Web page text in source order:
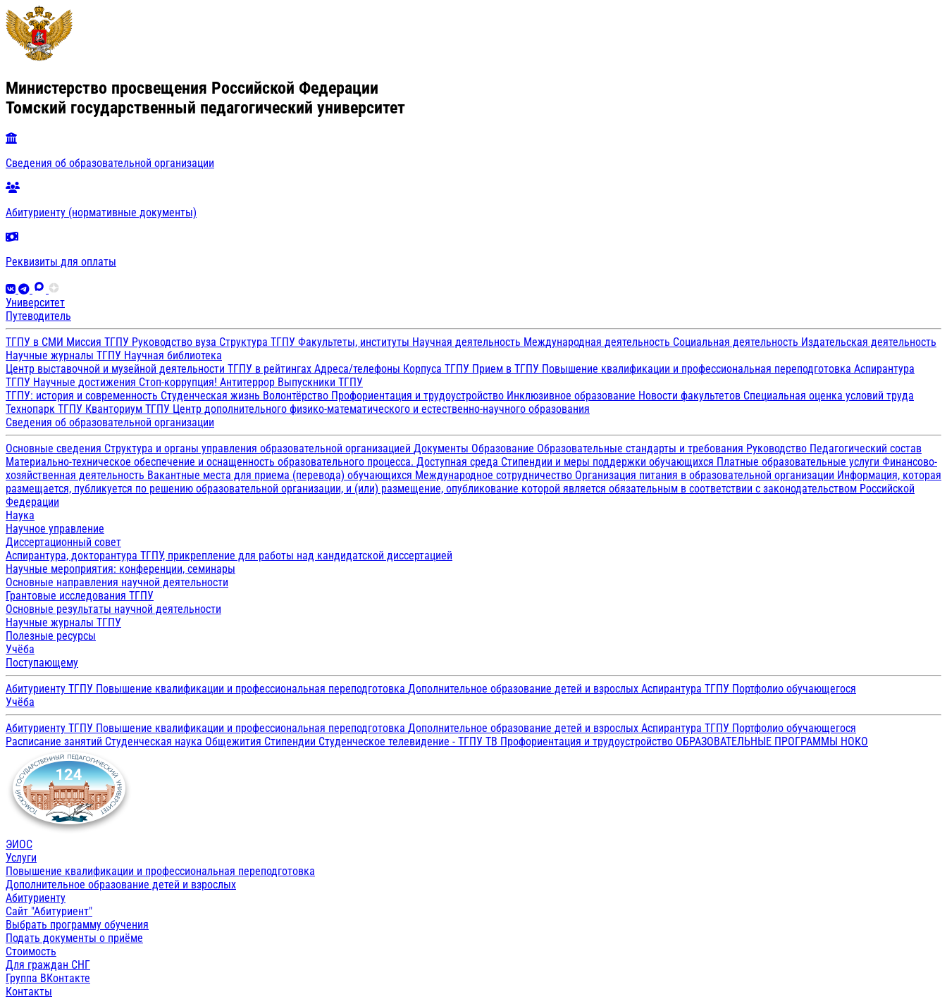
Министерство просвещения Российской Федерации
Томский государственный педагогический университет
Сведения об образовательной организации
Абитуриенту (нормативные документы)
Реквизиты для оплаты
Университет
Путеводитель
ТГПУ в СМИ Миссия ТГПУ Руководство вуза Структура ТГПУ Факультеты, институты Научная деятельность Международная деятельность Социальная деятельность Издательская деятельность
Научные журналы ТГПУ Научная библиотека
Центр выставочной и музейной деятельности ТГПУ в рейтингах Адреса/телефоны Корпуса ТГПУ Прием в ТГПУ Повышение квалификации и профессиональная переподготовка Аспирантура
ТГПУ Научные достижения Стоп-коррупция! Антитеррор Выпускники ТГПУ
ТГПУ: история и современность Студенческая жизнь Волонтёрство Профориентация и трудоустройство Инклюзивное образование Новости факультетов Специальная оценка условий труда
Технопарк ТГПУ Кванториум ТГПУ Центр дополнительного физико-математического и естественно-научного образования
Сведения об образовательной организации
Основные сведения Структура и органы управления образовательной организацией Документы Образование Образовательные стандарты и требования Руководство Педагогический состав
Материально-техническое обеспечение и оснащенность образовательного процесса. Доступная среда Стипендии и меры поддержки обучающихся Платные образовательные услуги Финансово-
хозяйственная деятельность Вакантные места для приема (перевода) обучающихся Международное сотрудничество Организация питания в образовательной организации Информация, которая
размещается, публикуется по решению образовательной организации, и (или) размещение, опубликование которой является обязательным в соответствии с законодательством Российской
Федерации
Наука
Научное управление
Диссертационный совет
Аспирантура, докторантура ТГПУ, прикрепление для работы над кандидатской диссертацией
Научные мероприятия: конференции, семинары
Основные направления научной деятельности
Грантовые исследования ТГПУ
Основные результаты научной деятельности
Научные журналы ТГПУ
Полезные ресурсы
Учёба
Поступающему
Абитуриенту ТГПУ Повышение квалификации и профессиональная переподготовка Дополнительное образование детей и взрослых Аспирантура ТГПУ Портфолио обучающегося
Учёба
Абитуриенту ТГПУ Повышение квалификации и профессиональная переподготовка Дополнительное образование детей и взрослых Аспирантура ТГПУ Портфолио обучающегося
Расписание занятий Студенческая наука Общежития Стипендии Студенческое телевидение - ТГПУ ТВ Профориентация и трудоустройство ОБРАЗОВАТЕЛЬНЫЕ ПРОГРАММЫ НОКО
ЭИОС
Услуги
Повышение квалификации и профессиональная переподготовка
Дополнительное образование детей и взрослых
Абитуриенту
Сайт "Абитуриент"
Выбрать программу обучения
Подать документы о приёме
Стоимость
Для граждан СНГ
Группа ВКонтакте
Контакты